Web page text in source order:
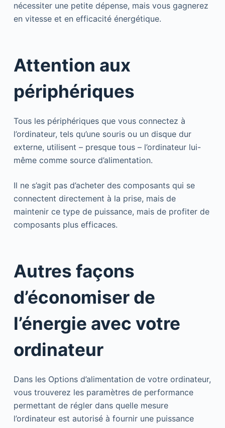
nécessiter une petite dépense, mais vous gagnerez
en vitesse et en efficacité énergétique.
Attention aux
périphériques
Tous les périphériques que vous connectez à
l’ordinateur, tels qu’une souris ou un disque dur
externe, utilisent – presque tous – l’ordinateur lui-
même comme source d’alimentation.
Il ne s’agit pas d’acheter des composants qui se
connectent directement à la prise, mais de
maintenir ce type de puissance, mais de profiter de
composants plus efficaces.
Autres façons
d’économiser de
l’énergie avec votre
ordinateur
Dans les Options d’alimentation de votre ordinateur,
vous trouverez les paramètres de performance
permettant de régler dans quelle mesure
l’ordinateur est autorisé à fournir une puissance